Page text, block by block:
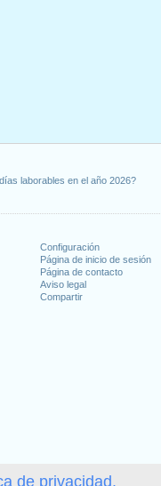
de privacidad.
laborables en el año 2026?
Configuración
Página de inicio de sesión
Página de contacto
Aviso legal
Compartir